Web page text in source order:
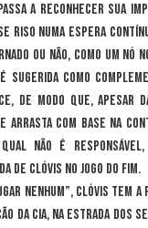
a reconhecer sua
riso numa espera
ou não, como um nó
sugerida como
de modo que, apesar
arrasta com base na
não é responsável,
de Clóvis no Jogo do Fim.
nenhum”, Clóvis tem
da Cia, na estrada dos